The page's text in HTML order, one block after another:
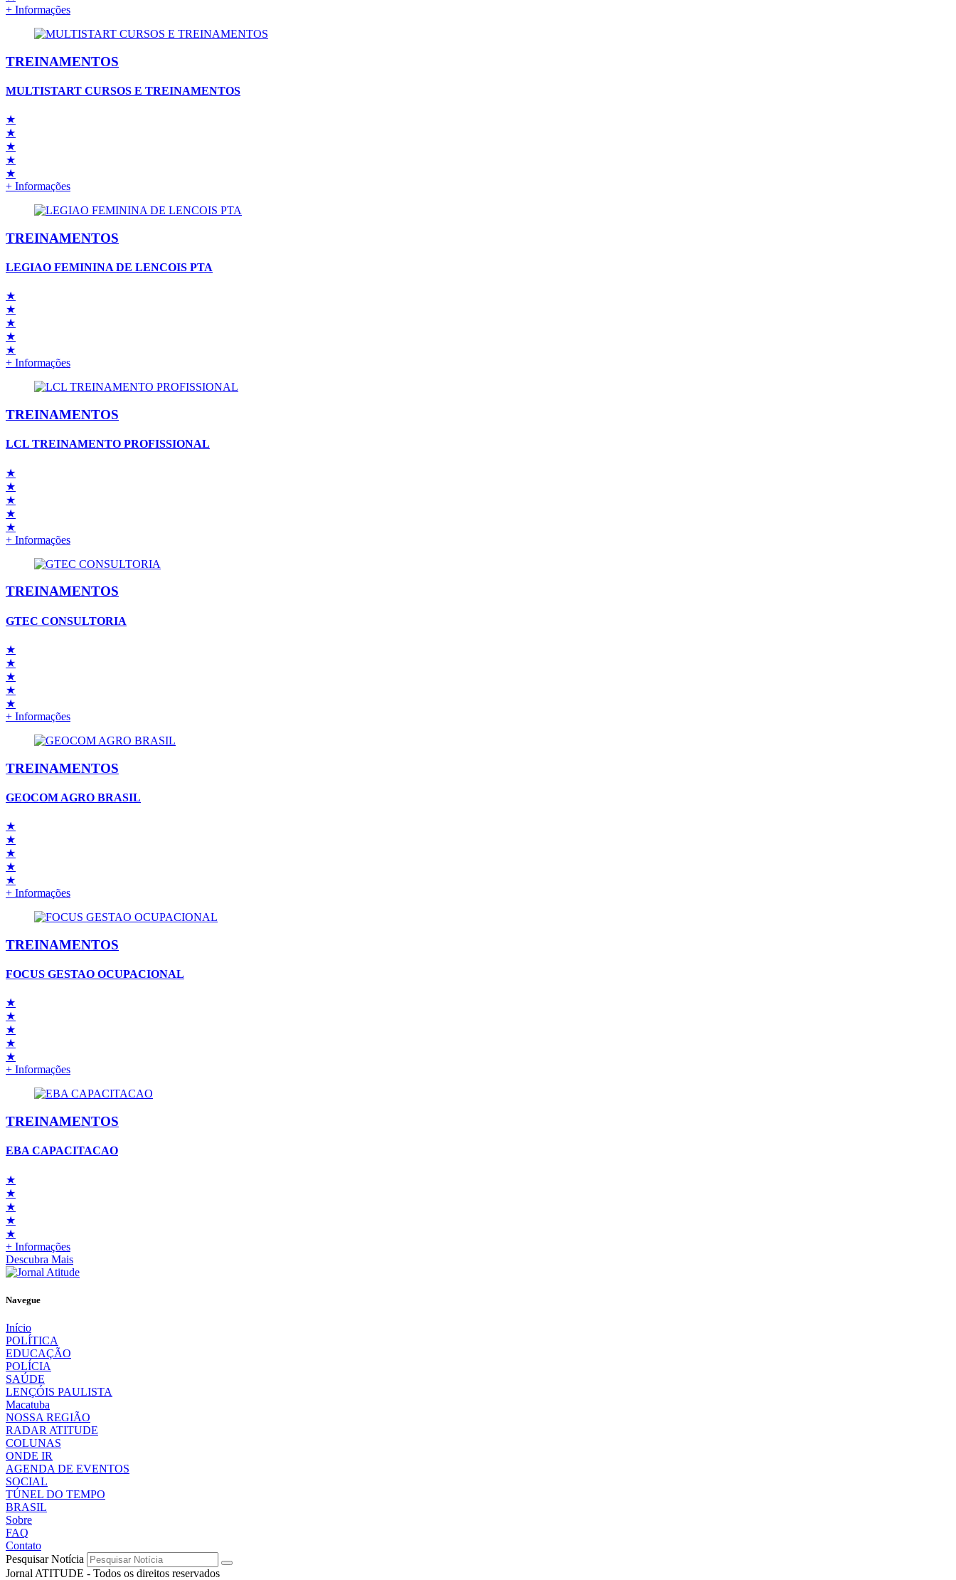
+ Informações
TREINAMENTOS
MULTISTART CURSOS E TREINAMENTOS
★
★
★
★
★
+ Informações
TREINAMENTOS
LEGIAO FEMININA DE LENCOIS PTA
★
★
★
★
★
+ Informações
TREINAMENTOS
LCL TREINAMENTO PROFISSIONAL
★
★
★
★
★
+ Informações
TREINAMENTOS
GTEC CONSULTORIA
★
★
★
★
★
+ Informações
TREINAMENTOS
GEOCOM AGRO BRASIL
★
★
★
★
★
+ Informações
TREINAMENTOS
FOCUS GESTAO OCUPACIONAL
★
★
★
★
★
+ Informações
TREINAMENTOS
EBA CAPACITACAO
★
★
★
★
★
+ Informações
Descubra Mais
Navegue
Início
POLÍTICA
EDUCAÇÃO
POLÍCIA
SAÚDE
LENÇÓIS PAULISTA
Macatuba
NOSSA REGIÃO
RADAR ATITUDE
COLUNAS
ONDE IR
AGENDA DE EVENTOS
SOCIAL
TÚNEL DO TEMPO
BRASIL
Sobre
FAQ
Contato
Pesquisar Notícia
Jornal ATITUDE - Todos os direitos reservados